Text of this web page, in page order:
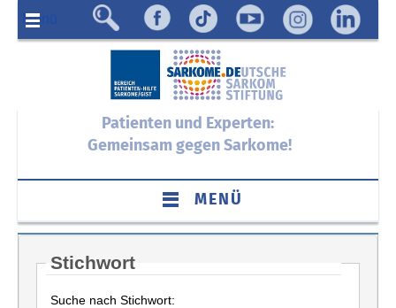
Menü
Patienten und Experten:
Gemeinsam gegen Sarkome!
MENÜ
Stichwort
Suche nach Stichwort: